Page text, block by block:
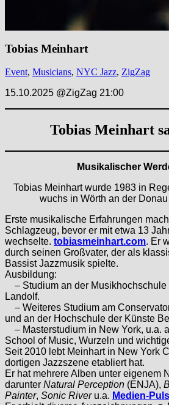
Tobias Meinhart
Event, Musicians, NYC Jazz, ZigZag
15.10.2025 @ZigZag 21:00
Tobias Meinhart
Musikalischer
Tobias Meinhart wurde 1983 in
wuchs in Wörth an der Donau
Erste musikalische Erfahrungen
Schlagzeug, bevor er mit etwa 13
wechselte. tobiasmeinhart.com. Er
durch seinen Großvater, der als
Bassist Jazzmusik spielte.
Ausbildung:
– Studium an der
Landolf.
– Weiteres Studium am
und an der Hochschule der Künste
– Masterstudium in New York, u.a.
School of Music, Wurzeln und
Seit 2010 lebt Meinhart in New York
dortigen Jazzszene etabliert hat.
Er hat mehrere Alben unter eigenem
darunter Natural Perception (ENJA),
Painter, Sonic Riveru.a. Medien-Puls